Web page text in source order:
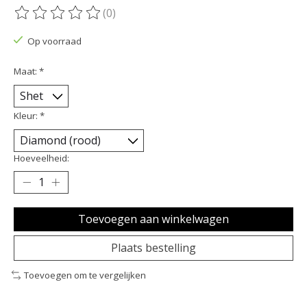
De beoordeling van dit product is
(0)
Op voorraad
Maat: *
Kleur: *
Hoeveelheid:
Toevoegen aan winkelwagen
Plaats bestelling
Toevoegen om te vergelijken